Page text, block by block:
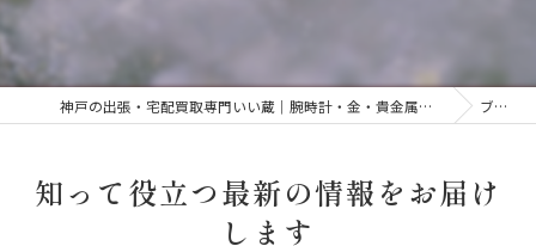
神戸の出張・宅配買取専門いい蔵｜腕時計・金・貴金属・ジュエリーを高価買取 ブログ
知って役立つ最新の情報をお届け
します